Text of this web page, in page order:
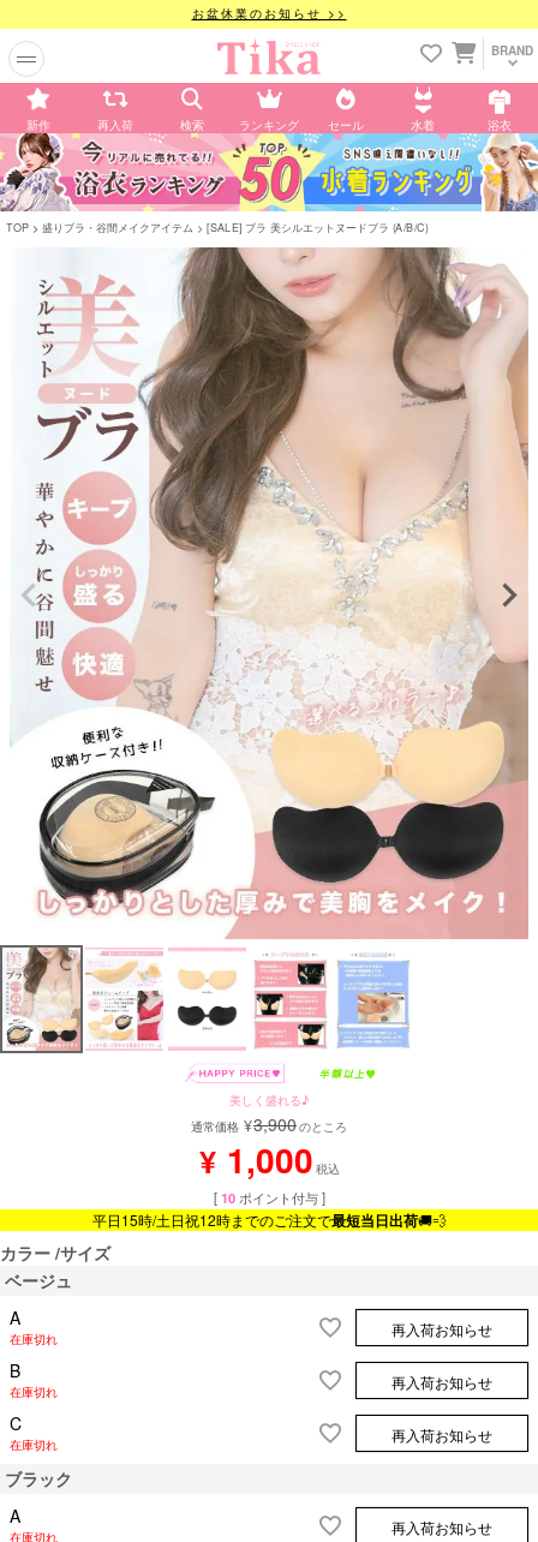
お盆休業のお知らせ >>
BRAND
新作 再入荷 検索 ランキング セール 水着 浴衣
TOP 盛りブラ・谷間メイクアイテム [SALE] ブラ 美シルエットヌードブラ (A/B/C)
美しく盛れる♪
通常価格 ¥3,900のところ
¥ 1,000 税込
[ 10 ポイント付与 ]
平日15時/土日祝12時までのご注文で最短当日出荷🚚💨
カラー サイズ
ベージュ
A
在庫切れ
再入荷お知らせ
B
在庫切れ
再入荷お知らせ
C
在庫切れ
再入荷お知らせ
ブラック
A
在庫切れ
再入荷お知らせ